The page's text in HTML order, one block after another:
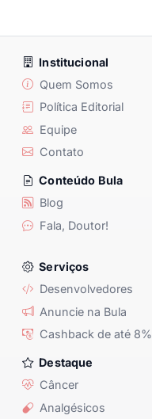
Institucional
Quem Somos
Política Editorial
Equipe
Contato
Conteúdo Bula
Blog
Fala, Doutor!
Serviços
Desenvolvedores
Anuncie na Bula
Cashback de até 8%
Destaque
Câncer
Analgésicos